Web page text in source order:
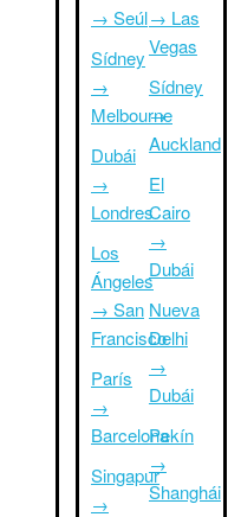
→ Seúl
Sídney
→
Melbourne
Dubái
→
Londres
Los
Ángeles
→ San
Francisco
París
→
Barcelona
Singapur
→
→ Las
Vegas
Sídney
→
Auckland
El
Cairo
→
Dubái
Nueva
Delhi
→
Dubái
Pekín
→
Shanghái